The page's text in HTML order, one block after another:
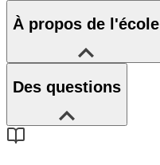
À propos de l'école
Des questions